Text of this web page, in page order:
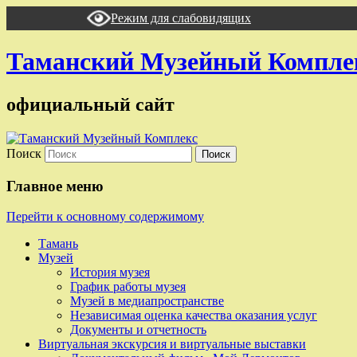
Режим для слабовидящих
Таманский Музейный
официальный сайт
Поиск
Главное меню
Перейти к основному содержимому
Тамань
Музей
История музея
График работы музея
Музей в медиапространстве
Независимая оценка качества оказания услуг
Документы и отчетность
Виртуальная экскурсия и виртуальные выставки